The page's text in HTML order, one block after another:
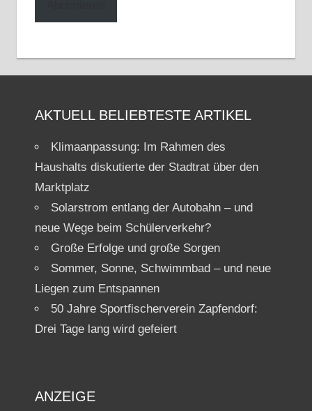
AKTUELL BELIEBTESTE ARTIKEL
Klimaanpassung: Im Rahmen des
Haushalts diskutierte der Stadtrat über den
Marktplatz
Solarstrom entlang der Autobahn – und
neue Wege beim Schülerverkehr?
Große Erfolge und große Sorgen
Sommer, Sonne, Schwimmbad – und neue
Liegen zum Entspannen
50 Jahre Sportfischerverein Zapfendorf:
Drei Tage lang wird gefeiert
ANZEIGE